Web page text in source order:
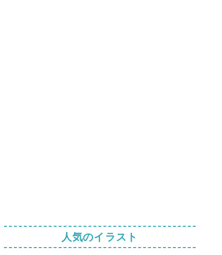
人気のイラスト